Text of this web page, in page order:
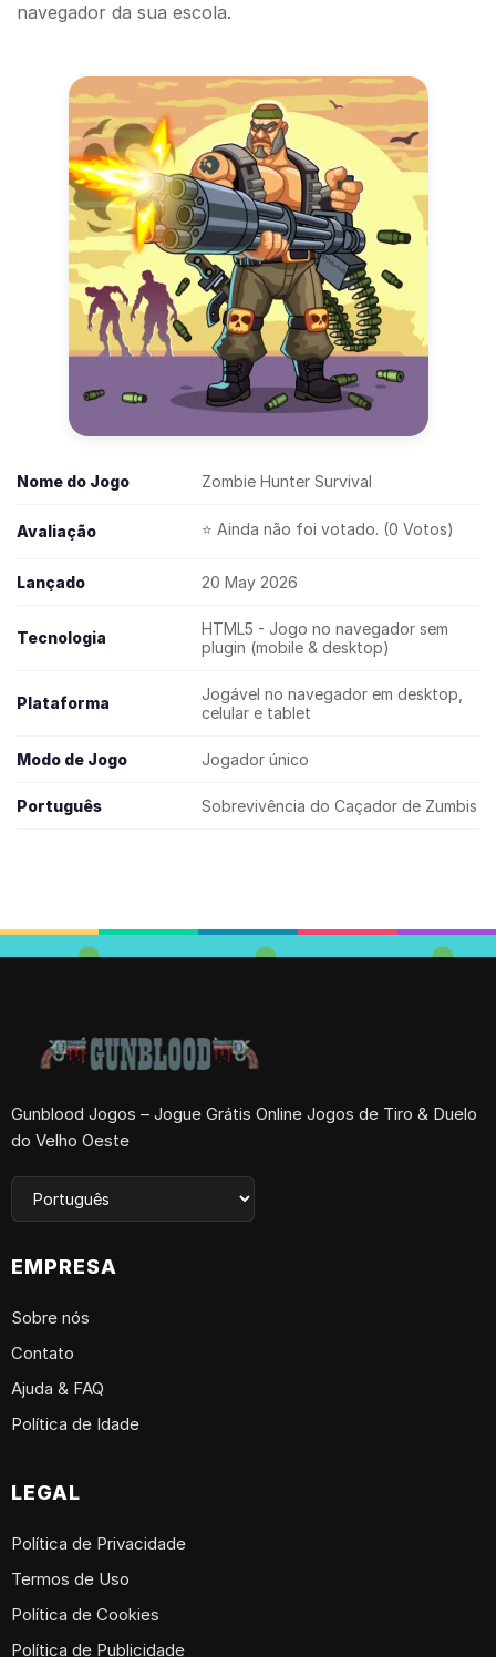
navegador da sua escola.
Nome do Jogo Zombie Hunter Survival
Avaliação ⭐ Ainda não foi votado. (0 Votos)
Lançado 20 May 2026
Tecnologia
HTML5 - Jogo no navegador sem
plugin (mobile & desktop)
Plataforma
Jogável no navegador em desktop,
celular e tablet
Modo de Jogo Jogador único
Português Sobrevivência do Caçador de Zumbis
Gunblood Jogos – Jogue Grátis Online Jogos de Tiro & Duelo
do Velho Oeste
EMPRESA
Sobre nós
Contato
Ajuda & FAQ
Política de Idade
LEGAL
Política de Privacidade
Termos de Uso
Política de Cookies
Política de Publicidade